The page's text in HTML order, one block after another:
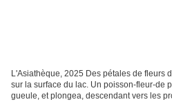
L'Asiathèque, 2025 Des pétales de fleurs
sur la surface du lac. Un poisson-fleur-de
gueule, et plongea, descendant vers les